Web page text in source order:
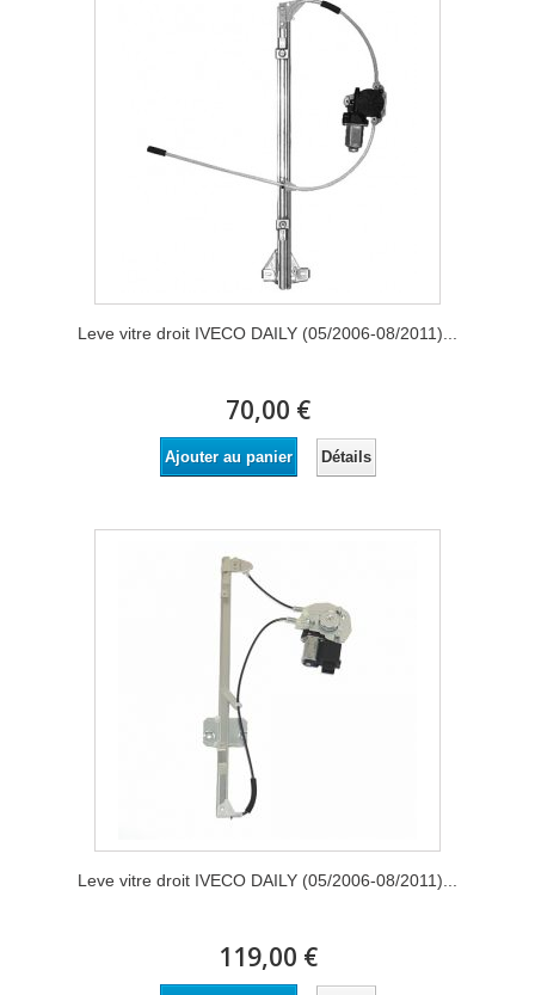
Leve vitre droit IVECO DAILY (05/2006-08/2011)...
70,00 €
Ajouter au panier Détails
Leve vitre droit IVECO DAILY (05/2006-08/2011)...
119,00 €